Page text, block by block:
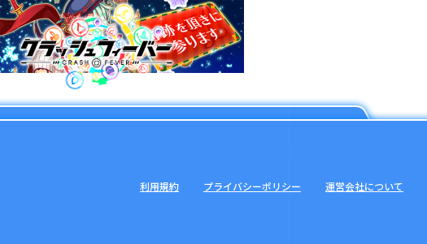
利用規約 プライバシーポリシー 運営会社について